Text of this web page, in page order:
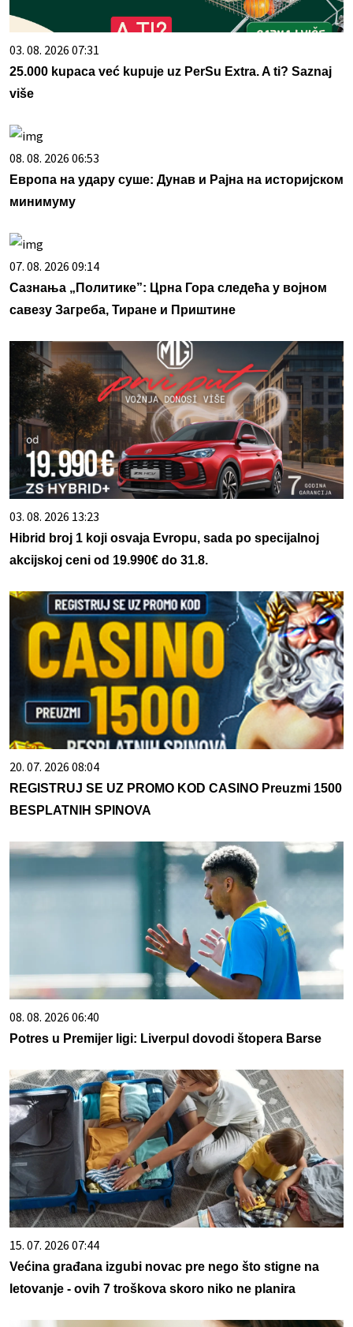
03. 08. 2026 07:31
25.000 kupaca već kupuje uz PerSu Extra. A ti? Saznaj
više
08. 08. 2026 06:53
Европа на удару суше: Дунав и Рајна на историјском
минимуму
07. 08. 2026 09:14
Сазнања „Политике”: Црна Гора следећа у војном
савезу Загреба, Тиране и Приштине
03. 08. 2026 13:23
Hibrid broj 1 koji osvaja Evropu, sada po specijalnoj
akcijskoj ceni od 19.990€ do 31.8.
20. 07. 2026 08:04
REGISTRUJ SE UZ PROMO KOD CASINO Preuzmi 1500
BESPLATNIH SPINOVA
08. 08. 2026 06:40
Potres u Premijer ligi: Liverpul dovodi štopera Barse
15. 07. 2026 07:44
Većina građana izgubi novac pre nego što stigne na
letovanje - ovih 7 troškova skoro niko ne planira